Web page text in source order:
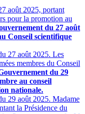
août 2025, portant
pour la promotion au
du 27 août
Conseil scientifique
27 août 2025. Les
membres du Conseil
du 29
au conseil
nationale.
29 août 2025. Madame
la Présidence du